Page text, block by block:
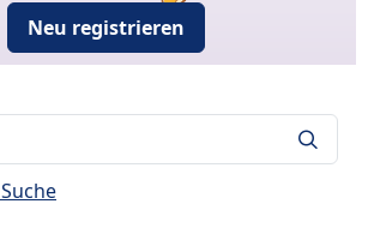
Neu registrieren